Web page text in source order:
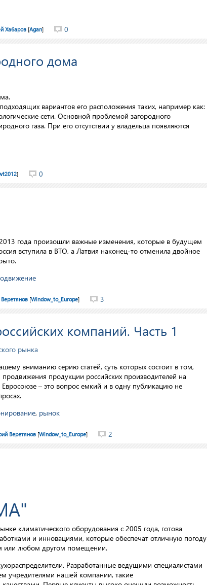
Хабаров [Agan] 0
дома
вариантов его расположения таких, например как:
сети. Основной проблемой загородного
газа. При его отсутствии у владельца появляются
] 0
произошли важные изменения, которые в будущем
вступила в ВТО, а Латвия наконец-то отменила двойное
[Window_to_Europe] 3
компаний. Часть 1
рынка
вниманию серию статей, суть которых состоит в том,
продукции российских производителей на
– это вопрос емкий и в одну публикацию не
, рынок
Веретянов [Window_to_Europe] 2
климатического оборудования с 2005 года, готова
и инновациями, которые обеспечат отличную погоду
или любом другом помещении.
Разработанные ведущими специалистами
учредителями нашей компании, такие